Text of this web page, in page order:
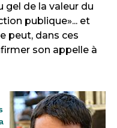
gel de la valeur du
publique»... et
peut, dans ces
son appelle à